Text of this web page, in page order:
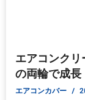
エアコンクリ
の両輪で成長
エアコンカバー